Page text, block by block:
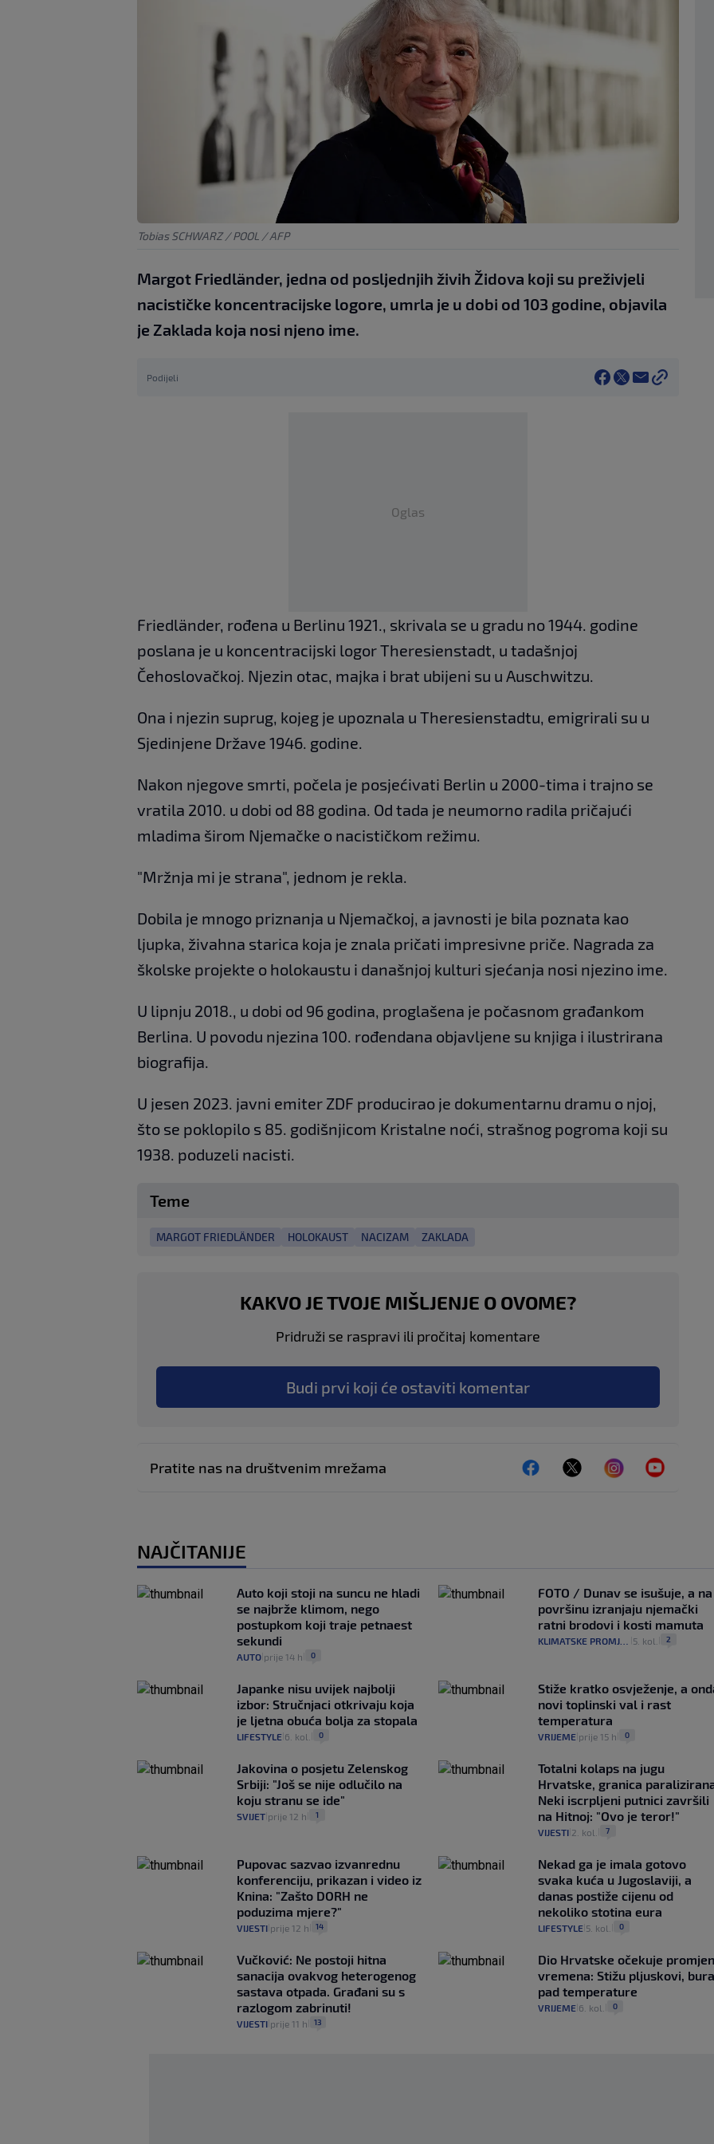
Tobias SCHWARZ / POOL / AFP
Margot Friedländer, jedna od posljednjih živih Židova koji su preživjeli
nacističke koncentracijske logore, umrla je u dobi od 103 godine, objavila
je Zaklada koja nosi njeno ime.
Podijeli
Oglas
Friedländer, rođena u Berlinu 1921., skrivala se u gradu no 1944. godine
poslana je u koncentracijski logor Theresienstadt, u tadašnjoj
Čehoslovačkoj. Njezin otac, majka i brat ubijeni su u Auschwitzu.
Ona i njezin suprug, kojeg je upoznala u Theresienstadtu, emigrirali su u
Sjedinjene Države 1946. godine.
Nakon njegove smrti, počela je posjećivati ​​Berlin u 2000-tima i trajno se
vratila 2010. u dobi od 88 godina. Od tada je neumorno radila pričajući
mladima širom Njemačke o nacističkom režimu.
"Mržnja mi je strana", jednom je rekla.
Dobila je mnogo priznanja u Njemačkoj, a javnosti je bila poznata kao
ljupka, živahna starica koja je znala pričati impresivne priče. Nagrada za
školske projekte o holokaustu i današnjoj kulturi sjećanja nosi njezino ime.
U lipnju 2018., u dobi od 96 godina, proglašena je počasnom građankom
Berlina. U povodu njezina 100. rođendana objavljene su knjiga i ilustrirana
biografija.
U jesen 2023. javni emiter ZDF producirao je dokumentarnu dramu o njoj,
što se poklopilo s 85. godišnjicom Kristalne noći, strašnog pogroma koji su
1938. poduzeli nacisti.
Teme
MARGOT FRIEDLÄNDER HOLOKAUST NACIZAM ZAKLADA
KAKVO JE TVOJE MIŠLJENJE O OVOME?
Pridruži se raspravi ili pročitaj komentare
Budi prvi koji će ostaviti komentar
Pratite nas na društvenim mrežama
NAJČITANIJE
Auto koji stoji na suncu ne hladi
se najbrže klimom, nego
postupkom koji traje petnaest
sekundi
AUTO prije 14 h 0
FOTO / Dunav se isušuje, a na
površinu izranjaju njemački
ratni brodovi i kosti mamuta
KLIMATSKE PROMJENE 5. kol. 2
Japanke nisu uvijek najbolji
izbor: Stručnjaci otkrivaju koja
je ljetna obuća bolja za stopala
LIFESTYLE 6. kol. 0
Stiže kratko osvježenje, a
novi toplinski val i rast
temperatura
VRIJEME| prije 15 h 0
Jakovina o posjetu Zelenskog
Srbiji: "Još se nije odlučilo na
koju stranu se ide"
SVIJET prije 12 h 1
Totalni kolaps na jugu
Hrvatske, granica
Neki iscrpljeni putnici završili
na Hitnoj: "Ovo je teror!"
VIJESTI| 2. kol. 7
Pupovac sazvao izvanrednu
konferenciju, prikazan i video iz
Knina: "Zašto DORH ne
poduzima mjere?"
VIJESTI prije 12 h 14
Nekad ga je imala gotovo
svaka kuća u Jugoslaviji, a
danas postiže cijenu od
nekoliko stotina eura
LIFESTYLE| 5. kol. 0
Vučković: Ne postoji hitna
sanacija ovakvog heterogenog
sastava otpada. Građani su s
razlogom zabrinuti!
VIJESTI prije 11 h 13
Dio Hrvatske očekuje
vremena: Stižu pljuskovi,
pad temperature
VRIJEME| 6. kol. 0